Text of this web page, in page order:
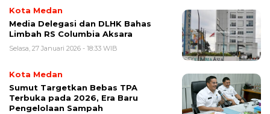
Kota Medan
Media Delegasi dan DLHK Bahas
Limbah RS Columbia Aksara
Selasa, 27 Januari 2026 - 18:33 WIB
Kota Medan
Sumut Targetkan Bebas TPA
Terbuka pada 2026, Era Baru
Pengelolaan Sampah